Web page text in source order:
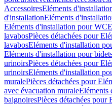
AccessoiresEléments
d'installationEléments
Eléments d'installation pour WC
lavabosPièces détachées pour
lavabosEléments d'installation
Eléments d'installation pour
urinoirsPièces détachées pour
urinoirsEléments d'installation
muralePièces détachées pour
avec évacuation muraleEléments
baignoiresPièces détachées pour